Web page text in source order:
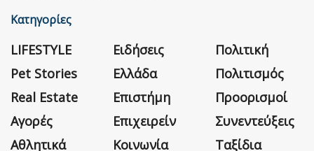
Κατηγορίες
LIFESTYLE
Pet Stories
Real Estate
Αγορές
Αθλητικά
Ειδήσεις
Ελλάδα
Επιστήμη
Επιχειρείν
Κοινωνία
Πολιτική
Πολιτισμός
Προορισμοί
Συνεντεύξεις
Ταξίδια